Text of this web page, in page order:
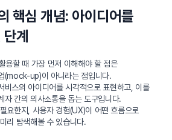
핵심 개념: 아이디어를
계
용할 때 가장 먼저 이해해야 할 점은
(mock-up)이 아니라는 점입니다.
비스의 아이디어를 시각적으로 표현하고, 이를
자 간의 의사소통을 돕는 도구입니다.
요한지, 사용자 경험(UX)이 어떤 흐름으로
리 탐색해볼 수 있습니다.